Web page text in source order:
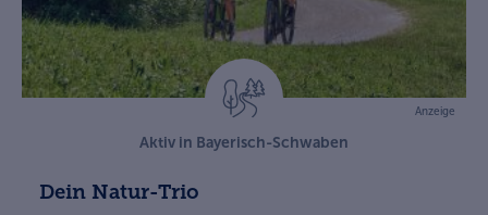
Anzeige
Aktiv in Bayerisch-Schwaben
Dein Natur-Trio